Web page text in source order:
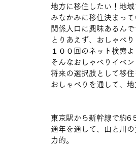
地方に移住したい！地
みなかみに移住決まっ
関係人口に興味あるんで
とりあえず、おしゃべり
１００回のネット検索
そんなおしゃべりイベ
将来の選択肢として移住
おしゃべりを通して、
東京駅から新幹線で約6
通年を通して、山と川
力的。